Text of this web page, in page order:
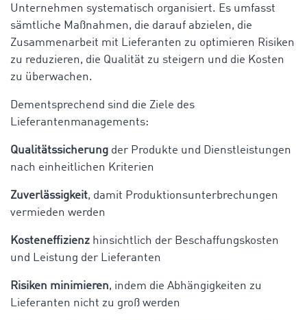
Unternehmen systematisch organisiert. Es umfasst
sämtliche Maßnahmen, die darauf abzielen, die
Zusammenarbeit mit Lieferanten zu optimieren Risiken
zu reduzieren, die Qualität zu steigern und die Kosten
zu überwachen.
Dementsprechend sind die Ziele des
Lieferantenmanagements:
Qualitätssicherung der Produkte und Dienstleistungen
nach einheitlichen Kriterien
Zuverlässigkeit, damit Produktionsunterbrechungen
vermieden werden
Kosteneffizienz hinsichtlich der Beschaffungskosten
und Leistung der Lieferanten
Risiken minimieren, indem die Abhängigkeiten zu
Lieferanten nicht zu groß werden